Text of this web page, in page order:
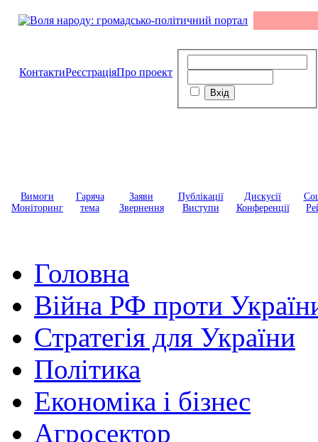
КонтактиРеєстраціяПро проект
Вимоги
Моніторинг
Гаряча
тема
Заяви
Звернення
Публікації
Виступи
Дискусії
Конференції
Головна
Війна РФ проти
Стратегія для України
Політика
Економіка і бізнес
Агросектор